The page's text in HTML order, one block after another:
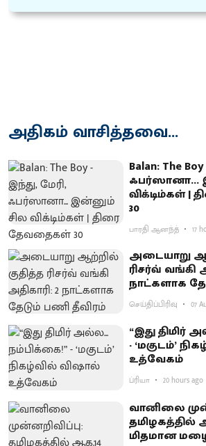
அதிகம் வாசித்தவை...
Balan: The
ஃபர்ஸானா...
விக்டிம்கள் |
30
பாரதி ஆனந்த் 17
அடையாறு
ரிசர்வ் வங்கி
நாட்களாக
செய்திப்பிரிவு 07
“இது திமிர்
- ‘மகுடம்’
உத்வேகம்
ப்ரியா 20 hours ago
வானிலை
தமிழகத்தில்
மிதமான